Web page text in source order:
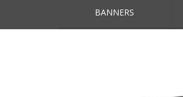
BANNERS